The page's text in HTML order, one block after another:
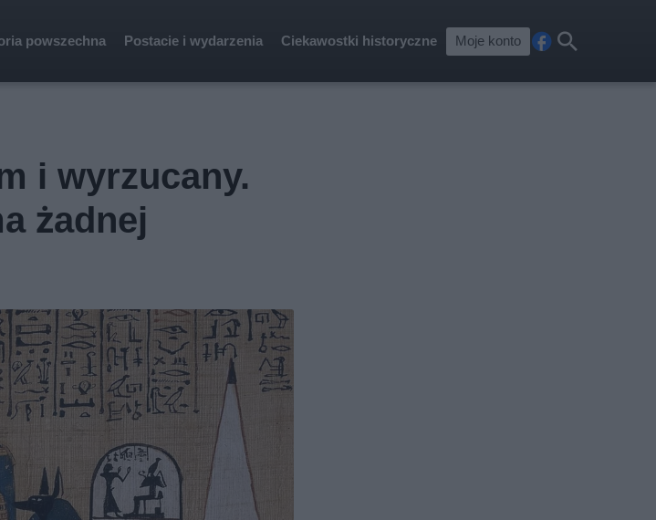
powszechna Postacie i wydarzenia Ciekawostki historyczne Moje konto
cebkaj
i wyrzucany.
żadnej